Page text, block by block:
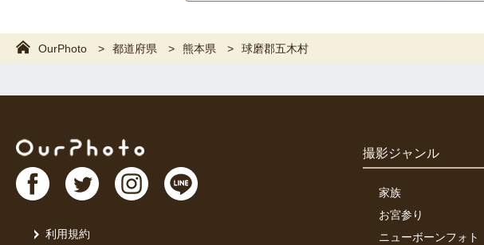
OurPhoto 都道府県 熊本県 球磨郡五木村
利用規約
撮影ジャンル
家族
お宮参り
ニューボーンフォト